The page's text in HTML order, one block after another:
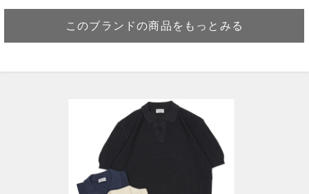
このブランドの商品をもっとみる